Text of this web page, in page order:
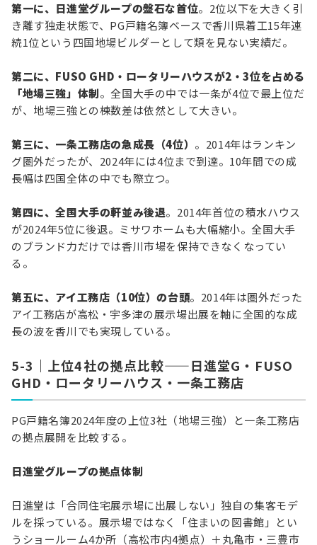
第一に、日進堂グループの盤石な首位。2位以下を大きく引
き離す独走状態で、PG戸籍名簿ベースで香川県着工15年連
続1位という四国地場ビルダーとして類を見ない実績だ。
第二に、FUSO GHD・ロータリーハウスが2・3位を占める
「地場三強」体制。全国大手の中では一条が4位で最上位だ
が、地場三強との棟数差は依然として大きい。
第三に、一条工務店の急成長（4位） 。2014年はランキン
グ圏外だったが、2024年には4位まで到達。10年間での成
長幅は四国全体の中でも際立つ。
第四に、全国大手の軒並み後退。2014年首位の積水ハウス
が2024年5位に後退。ミサワホームも大幅縮小。全国大手
のブランド力だけでは香川市場を保持できなくなってい
る。
第五に、アイ工務店（10位）の台頭。2014年は圏外だった
アイ工務店が高松・宇多津の展示場出展を軸に全国的な成
長の波を香川でも実現している。
5-3｜上位4社の拠点比較——日進堂G・FUSO
GHD・ロータリーハウス・一条工務店
PG戸籍名簿2024年度の上位3社（地場三強）と一条工務店
の拠点展開を比較する。
日進堂グループの拠点体制
日進堂は「合同住宅展示場に出展しない」独自の集客モデ
ルを採っている。展示場ではなく「住まいの図書館」とい
うショールーム4か所（高松市内4拠点）＋丸亀市・三豊市